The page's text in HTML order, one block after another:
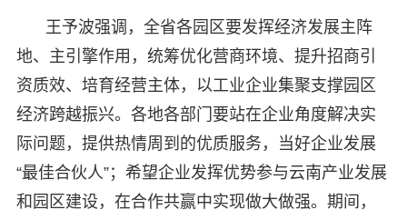
王予波强调，全省各园区要发挥经济发展主阵
地、主引擎作用，统筹优化营商环境、提升招商引
资质效、培育经营主体，以工业企业集聚支撑园区
经济跨越振兴。各地各部门要站在企业角度解决实
际问题，提供热情周到的优质服务，当好企业发展
“最佳合伙人”；希望企业发挥优势参与云南产业发展
和园区建设，在合作共赢中实现做大做强。期间，